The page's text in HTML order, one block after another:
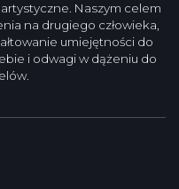
Naszym celem
na drugiego człowieka,
umiejętności do
i odwagi w dążeniu do